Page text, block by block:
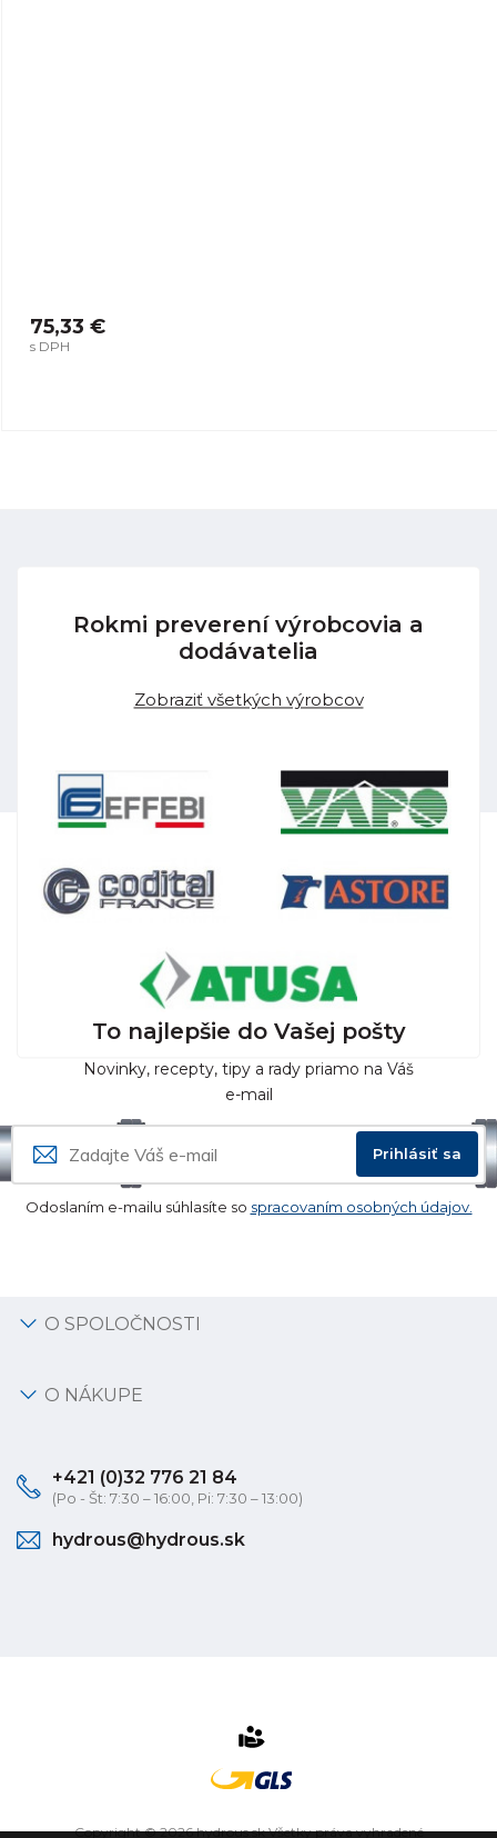
75,33 €
s DPH
Rokmi preverení výrobcovia a
dodávatelia
Zobraziť všetkých výrobcov
To najlepšie do Vašej pošty
Novinky, recepty, tipy a rady priamo na Váš
e-mail
Prihlásiť sa
Odoslaním e-mailu súhlasíte so spracovaním osobných údajov.
O SPOLOČNOSTI
O NÁKUPE
+421 (0)32 776 21 84
(Po - Št: 7:30 – 16:00, Pi: 7:30 – 13:00)
hydrous@hydrous.sk
Copyright © 2026 hydrous.sk Všetky práva vyhradené